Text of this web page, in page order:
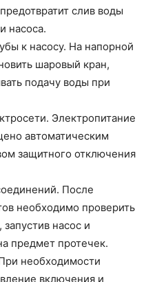
слив воды
насоса.
к насосу. На напорной
шаровый кран,
подачу воды при
Электропитание
автоматическим
защитного отключения
После
необходимо проверить
насос и
предмет протечек.
необходимости
включения и